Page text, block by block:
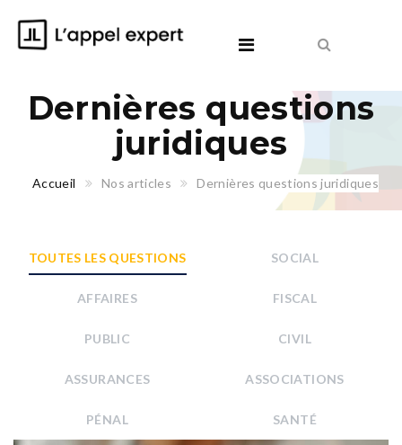
Dernières questions
juridiques
Accueil Nos articles Dernières questions juridiques
TOUTES LES QUESTIONS SOCIAL
AFFAIRES FISCAL
PUBLIC CIVIL
ASSURANCES ASSOCIATIONS
PÉNAL SANTÉ